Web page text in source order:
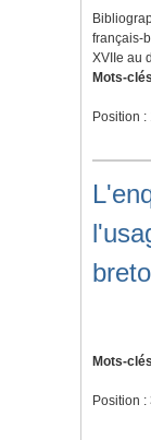
français-
XVIIe au
Mots-
Position :
Mots-
Position :